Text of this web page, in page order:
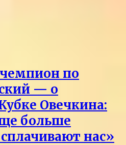
по
— о
Овечкина:
больше
нас»